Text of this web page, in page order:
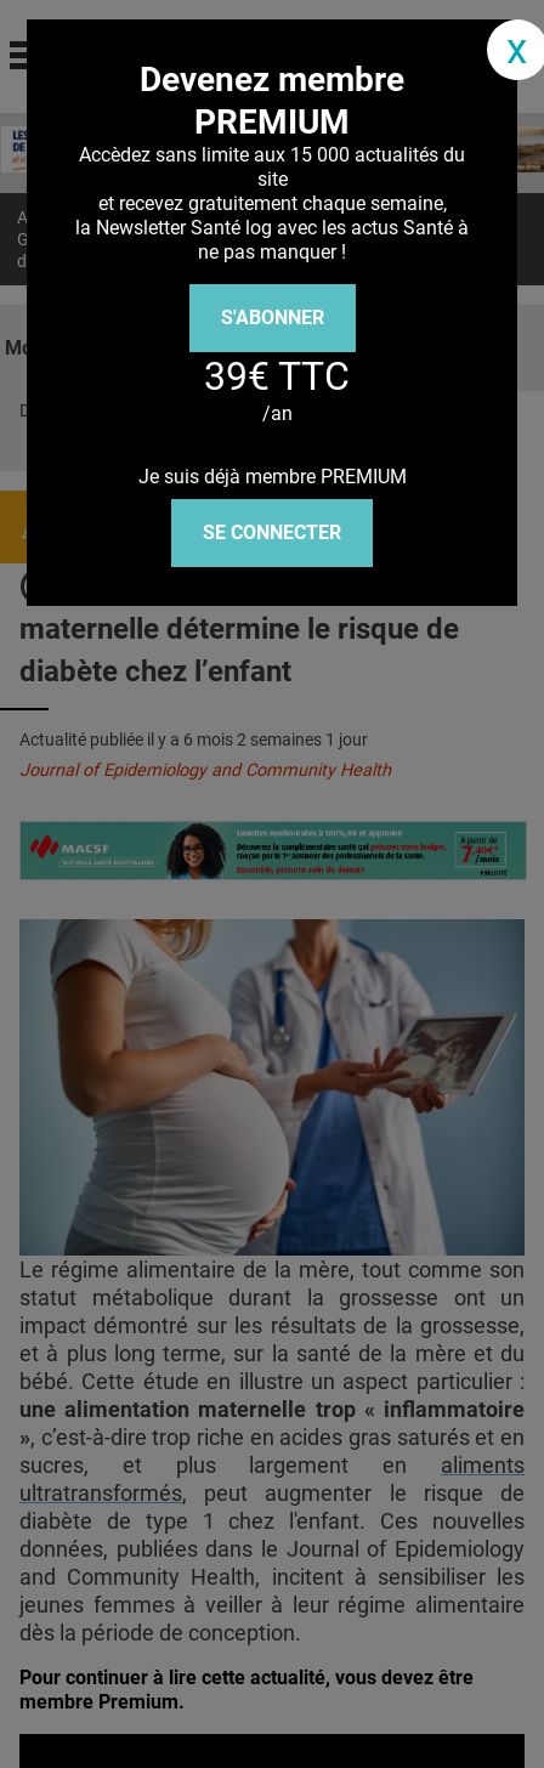
Jump to navigation
La communauté des professionnels de santé
MON COMPTE
S'ABONNER À LA REVUE SOIN À DOMICILE
E-REVUE SAD
PUBLICITÉ
CRÉDITS
Accueil > Actualités
GROSSESSE : L’alimentation maternelle détermine le risque de
diabète chez l’enfant
Mots clés
Découvrez nos réseaux sociaux
Actualités
maternelle détermine le risque de
diabète chez l’enfant
Actualité publiée il y a 6 mois 2 semaines 1 jour
Journal of Epidemiology and Community Health
Le régime alimentaire de la mère, tout comme son
statut métabolique durant la grossesse ont un
impact démontré sur les résultats de la grossesse,
et à plus long terme, sur la santé de la mère et du
bébé. Cette étude en illustre un aspect particulier :
une alimentation maternelle trop « inflammatoire
», c’est-à-dire trop riche en acides gras saturés et en
sucres, et plus largement en aliments
ultratransformés, peut augmenter le risque de
diabète de type 1 chez l'enfant. Ces nouvelles
données, publiées dans le Journal of Epidemiology
and Community Health, incitent à sensibiliser les
jeunes femmes à veiller à leur régime alimentaire
dès la période de conception.
Pour continuer à lire cette actualité, vous devez être
membre Premium.
x
Devenez membre
PREMIUM
Accèdez sans limite aux 15 000 actualités du
site
et recevez gratuitement chaque semaine,
la Newsletter Santé log avec les actus Santé à
ne pas manquer !
S'ABONNER
39€ TTC
/an
Je suis déjà membre PREMIUM
SE CONNECTER